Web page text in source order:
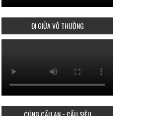
ĐI GIỮA VÔ THƯỜNG